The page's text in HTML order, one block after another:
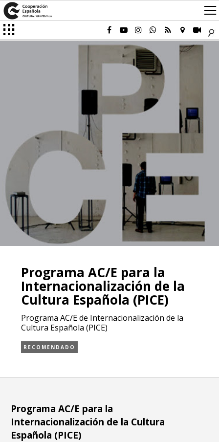
Programa AC/E para la
Internacionalización de la
Cultura Española (PICE)
Programa AC/E de Internacionalización de la
Cultura Española (PICE)
RECOMENDADO
Programa AC/E para la
Internacionalización de la Cultura
Española (PICE)